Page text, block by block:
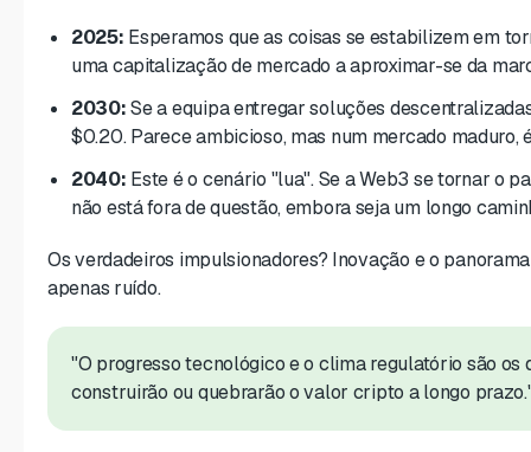
2025: Esperamos que as coisas se estabilizem em
uma capitalização de mercado a aproximar-se da
2030:Se a equipa entregar soluções
$0.20. Parece ambicioso, mas num mercado maduro,
2040: Este é o cenário "lua". Se a Web3 se tornar o
não está fora de questão, embora seja um longo
Os verdadeiros impulsionadores? Inovação e o
apenas ruído.
"O progresso tecnológico e o clima regulatório são os
construirão ou quebrarão o valor cripto a longo